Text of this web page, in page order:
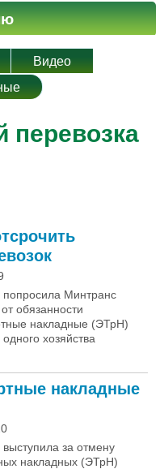
Видео
перевозка
Минтранс
обязанности
накладные (ЭТрН)
хозяйства
накладные
за отмену
накладных (ЭТрН)